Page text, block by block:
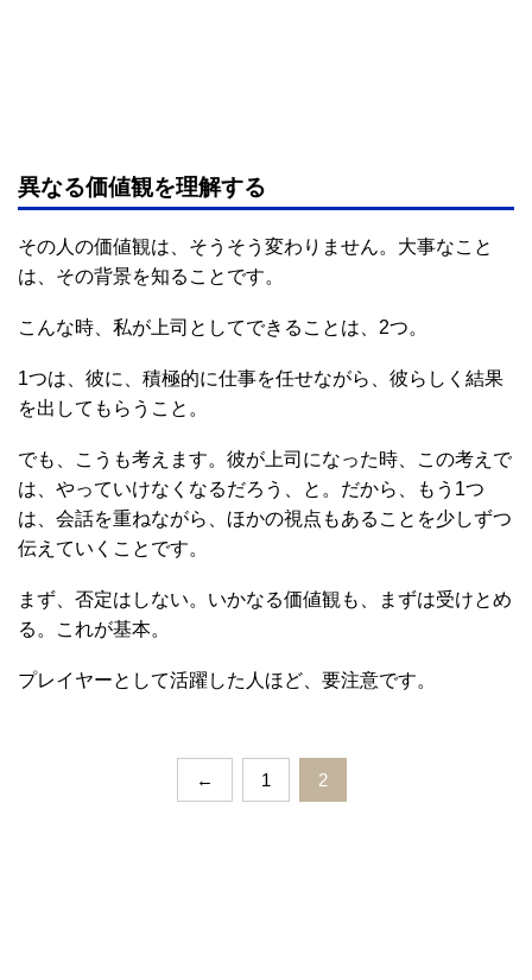
異なる価値観を理解する
その人の価値観は、そうそう変わりません。大事なこと
は、その背景を知ることです。
こんな時、私が上司としてできることは、2つ。
1つは、彼に、積極的に仕事を任せながら、彼らしく結果
を出してもらうこと。
でも、こうも考えます。彼が上司になった時、この考えで
は、やっていけなくなるだろう、と。だから、もう1つ
は、会話を重ねながら、ほかの視点もあることを少しずつ
伝えていくことです。
まず、否定はしない。いかなる価値観も、まずは受けとめ
る。これが基本。
プレイヤーとして活躍した人ほど、要注意です。
← 1 2